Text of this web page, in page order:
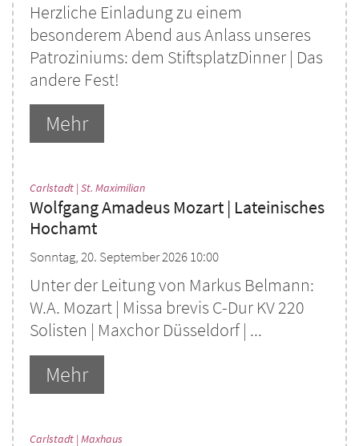
Herzliche Einladung zu einem
besonderem Abend aus Anlass unseres
Patroziniums: dem StiftsplatzDinner | Das
andere Fest!
Mehr
Carlstadt | St. Maximilian:
Wolfgang Amadeus Mozart | Lateinisches
Hochamt
Sonntag, 20. September 2026 10:00
Unter der Leitung von Markus Belmann:
W.A. Mozart | Missa brevis C-Dur KV 220
Solisten | Maxchor Düsseldorf | ...
Mehr
Carlstadt | Maxhaus